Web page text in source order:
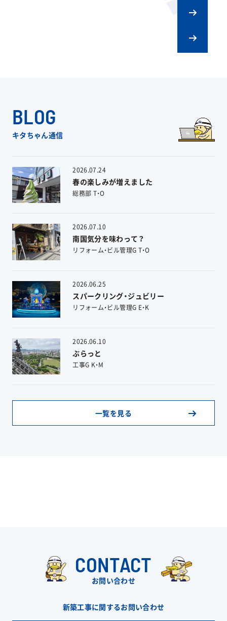
BLOG
キタちゃん通信
2026.07.24
春の楽しみが増えました
総務部 T・O
2026.07.10
南国気分を味わって？
リフォーム・ビル管理G T・O
2026.06.25
スパークリング・ジュビリー
リフォーム・ビル管理G E・K
2026.06.10
ぶらっと
工事G K・M
一覧を見る
CONTACT
お問い合わせ
新築工事に関するお問い合わせ